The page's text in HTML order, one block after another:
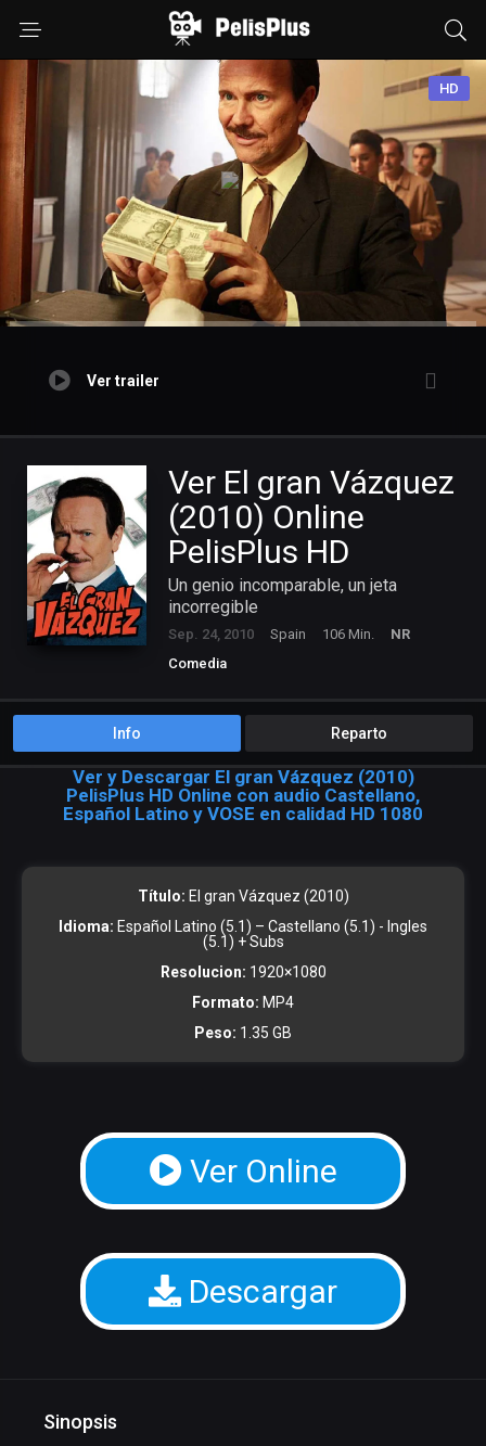
HD
Ver trailer
Ver El gran Vázquez
(2010) Online
PelisPlus HD
Un genio incomparable, un jeta
incorregible
Sep. 24, 2010 Spain 106 Min.
NR
Comedia
Info Reparto
Ver y Descargar El gran Vázquez (2010)
PelisPlus HD Online con audio Castellano,
Español Latino y VOSE en calidad HD 1080
Título: El gran Vázquez (2010)
Idioma: Español Latino (5.1) – Castellano (5.1) - Ingles
(5.1) + Subs
Resolucion: 1920×1080
Formato: MP4
Peso: 1.35 GB
Ver Online
Descargar
Sinopsis